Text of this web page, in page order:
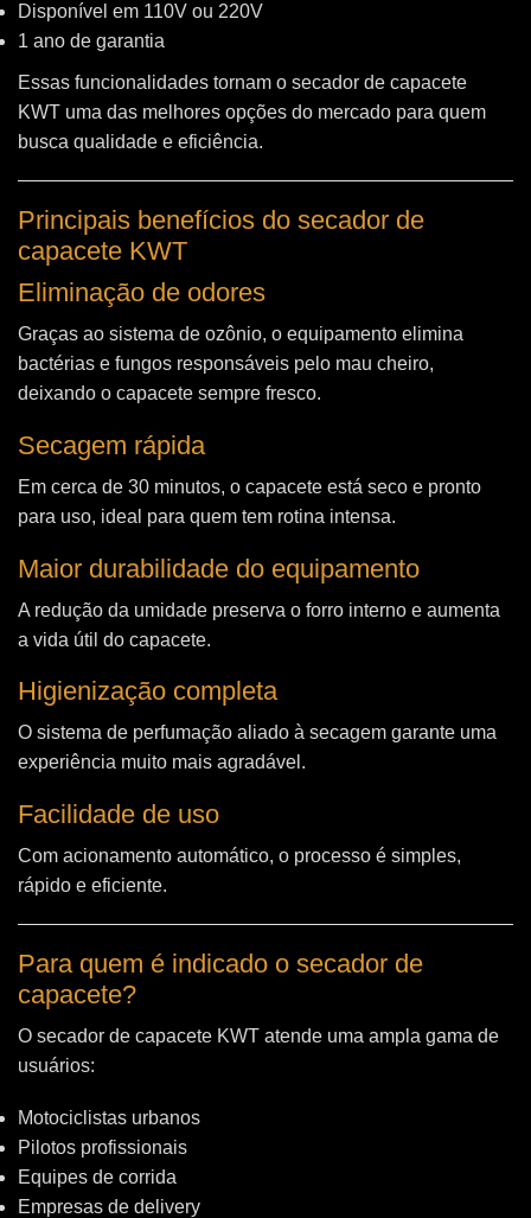
Disponível em 110V ou 220V
1 ano de garantia
Essas funcionalidades tornam o secador de capacete
KWT uma das melhores opções do mercado para quem
busca qualidade e eficiência.
Principais benefícios do secador de
capacete KWT
Eliminação de odores
Graças ao sistema de ozônio, o equipamento elimina
bactérias e fungos responsáveis pelo mau cheiro,
deixando o capacete sempre fresco.
Secagem rápida
Em cerca de 30 minutos, o capacete está seco e pronto
para uso, ideal para quem tem rotina intensa.
Maior durabilidade do equipamento
A redução da umidade preserva o forro interno e aumenta
a vida útil do capacete.
Higienização completa
O sistema de perfumação aliado à secagem garante uma
experiência muito mais agradável.
Facilidade de uso
Com acionamento automático, o processo é simples,
rápido e eficiente.
Para quem é indicado o secador de
capacete?
O secador de capacete KWT atende uma ampla gama de
usuários:
Motociclistas urbanos
Pilotos profissionais
Equipes de corrida
Empresas de delivery